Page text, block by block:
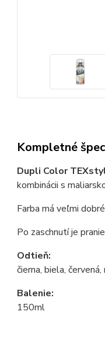
Kompletné
Dupli Color
kombinácii s
Farba má veľmi dobré
Po zaschnutí je
Odtieň:
čierna, biela,
Balenie:
150ml